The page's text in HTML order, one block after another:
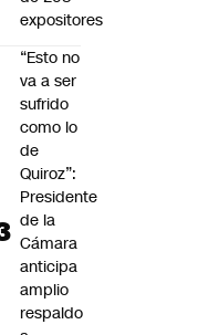
expositores
“Esto no
va a ser
sufrido
como lo
de
Quiroz”:
Presidente
de la
Cámara
anticipa
amplio
respaldo